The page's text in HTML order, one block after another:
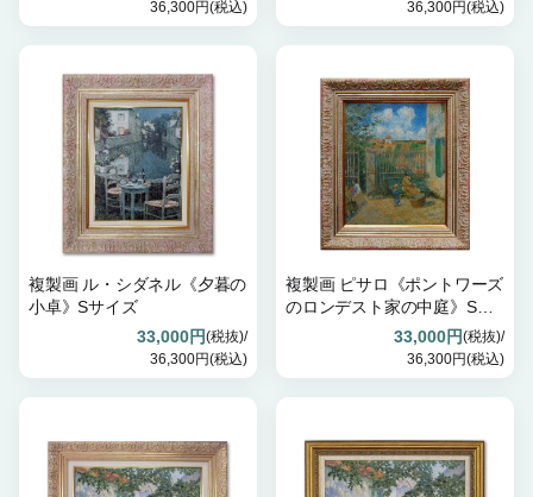
36,300円(税込)
36,300円(税込)
複製画 ル・シダネル《夕暮の
小卓》Sサイズ
33,000円(税抜)/
36,300円(税込)
複製画 ピサロ《ポントワーズ
のロンデスト家の中庭》Sサ
33,000円(税抜)/
36,300円(税込)